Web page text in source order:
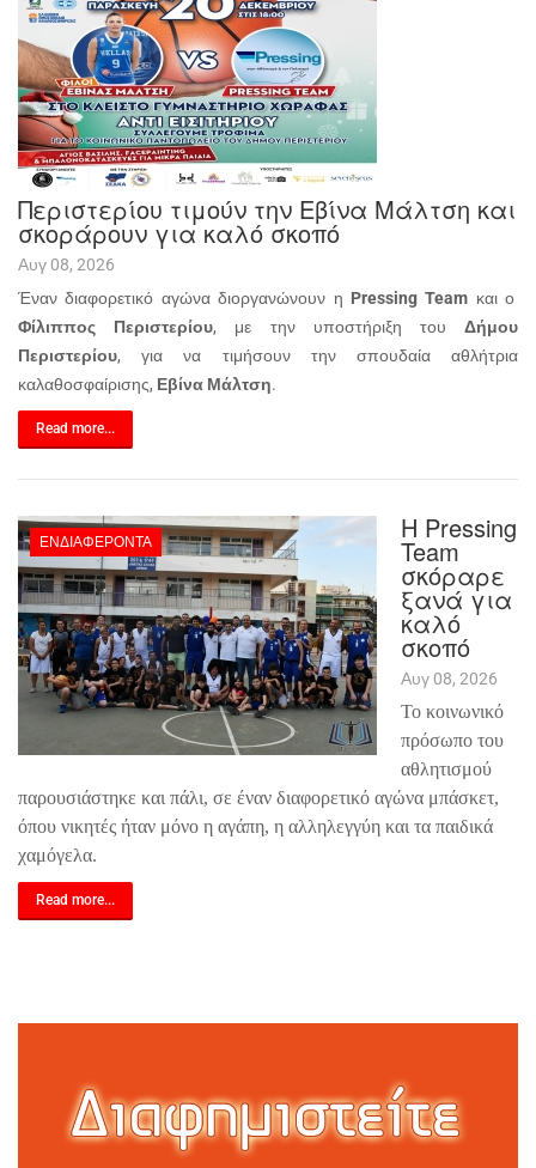
Περιστερίου τιμούν την Εβίνα Μάλτση και
σκοράρουν για καλό σκοπό
Αυγ 08, 2026
Έναν διαφορετικό αγώνα διοργανώνουν η Pressing Team και ο
Φίλιππος Περιστερίου, με την υποστήριξη τουΔήμου
Περιστερίου, για να τιμήσουν την σπουδαία αθλήτρια
καλαθοσφαίρισης, Εβίνα Μάλτση.
Read more...
ΕΝΔΙΑΦΈΡΟΝΤΑ Η Pressing
Team
σκόραρε
ξανά για
καλό
σκοπό
Αυγ 08, 2026
Το κοινωνικό
πρόσωπο του
αθλητισμού
παρουσιάστηκε και πάλι, σε έναν διαφορετικό αγώνα μπάσκετ,
όπου νικητές ήταν μόνο η αγάπη, η αλληλεγγύη και τα παιδικά
χαμόγελα.
Read more...